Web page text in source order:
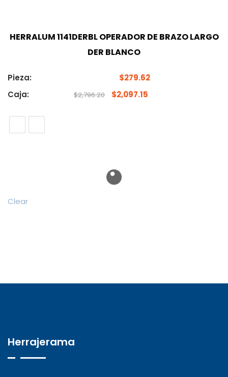
HERRALUM 1141DERBL OPERADOR DE BRAZO LARGO
DER BLANCO
Pieza: $279.62
Caja:
$2,796.20 $2,097.15
Clear
Herrajerama